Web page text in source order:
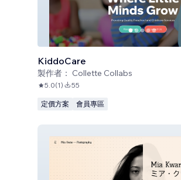
KiddoCare
製作者： Collette Collabs
5.0(1) 55
定價方案 會員專區